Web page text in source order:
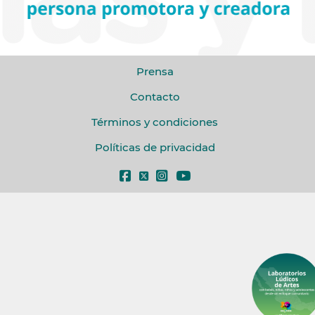
Prensa
Contacto
Términos y condiciones
Políticas de privacidad